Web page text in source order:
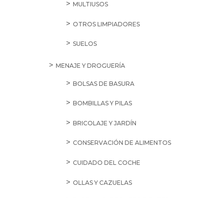
MULTIUSOS
OTROS LIMPIADORES
SUELOS
MENAJE Y DROGUERÍA
BOLSAS DE BASURA
BOMBILLAS Y PILAS
BRICOLAJE Y JARDÍN
CONSERVACIÓN DE ALIMENTOS
CUIDADO DEL COCHE
OLLAS Y CAZUELAS